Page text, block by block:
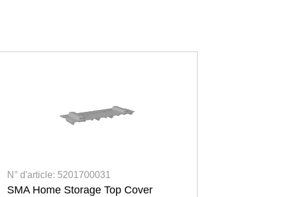
N° d'article: 5201700031
SMA Home Storage Top Cover